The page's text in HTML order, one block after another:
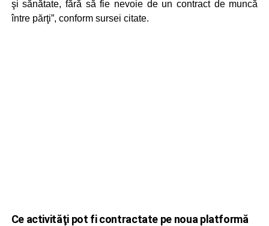
şi sănătate, fără să fie nevoie de un contract de muncă
între părţi”, conform sursei citate.
Ce activităţi pot fi contractate pe noua platformă